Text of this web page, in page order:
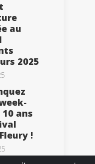
au
2025
ans
!